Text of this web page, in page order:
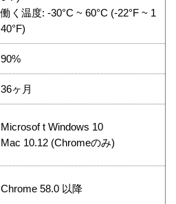
働く温度: -30°C ~ 60°C (-22°F ~ 1
40°F)
90%
36ヶ月
Microsof t Windows 10
Mac 10.12 (Chromeのみ)
Chrome 58.0 以降